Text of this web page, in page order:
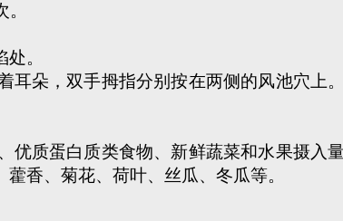
。
朵，双手拇指分别按在两侧的风池穴上
质蛋白质类食物、新鲜蔬菜和水果摄入
香、菊花、荷叶、丝瓜、冬瓜等。